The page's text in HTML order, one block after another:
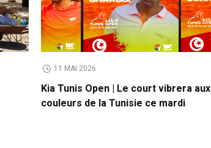
11 MAI 2026
Kia Tunis Open | Le court vibrera aux
couleurs de la Tunisie ce mardi